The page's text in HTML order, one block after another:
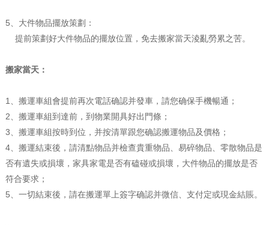
5、大件物品擺放策劃：
提前策劃好大件物品的擺放位置，免去搬家當天淩亂勞累之苦。
搬家當天：
1、搬運車組會提前再次電話确認并發車，請您确保手機暢通；
2、搬運車組到達前，到物業開具好出門條；
3、搬運車組按時到位，并按清單跟您确認搬運物品及價格；
4、搬運結束後，請清點物品并檢查貴重物品、易碎物品、零散物品是
否有遺失或損壞，家具家電是否有磕碰或損壞，大件物品的擺放是否
符合要求；
5、一切結束後，請在搬運單上簽字确認并微信、支付定或現金結賬。